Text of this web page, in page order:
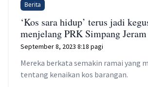
Berita
‘Kos sara hidup’ terus jadi
menjelang PRK Simpang Jeram
September 8, 2023 8:18 pagi
Mereka berkata semakin ramai yang
tentang kenaikan kos barangan.